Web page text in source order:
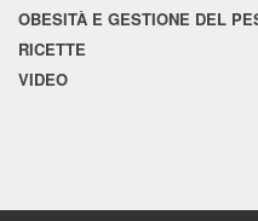
OBESITÀ E GESTIONE DEL
RICETTE
VIDEO